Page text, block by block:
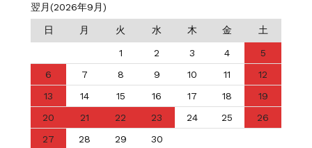
翌月(2026年9月)
日 月 火 水 木 金 土
1 2 3 4
5
6
7 8 9 10 11
12
13
14 15 16 17 18
19
20
21 22 23 24 25
26
27
28 29 30